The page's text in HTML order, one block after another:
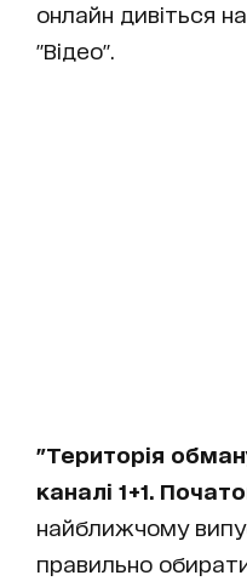
онлайн дивіться на
"Відео".
"Територія
каналі 1+1.
найближчому
правильно